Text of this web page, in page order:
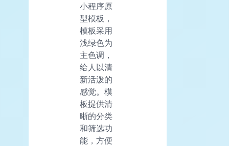
小程序原
型模板，
模板采用
浅绿色为
主色调，
给人以清
新活泼的
感觉。模
板提供清
晰的分类
和筛选功
能，方便